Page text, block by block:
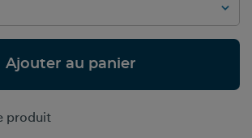
Ajouter au panier
produit